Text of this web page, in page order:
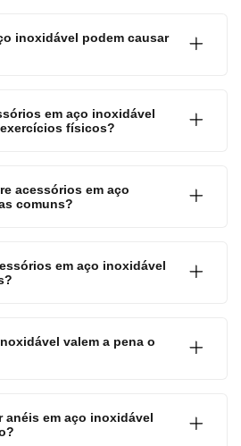
inoxidável podem causar
em aço inoxidável
físicos?
acessórios em aço
comuns?
em aço inoxidável
valem a pena o
anéis em aço inoxidável